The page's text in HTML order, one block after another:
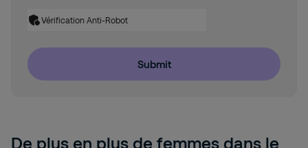
De plus en plus de femmes dans le
Vérification Anti-Robot
Submit